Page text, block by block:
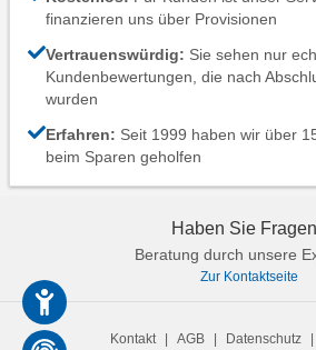
finanzieren uns über Provisionen
Vertrauenswürdig: Sie sehen nur
Kundenbewertungen, die nach
wurden
Erfahren: Seit 1999 haben wir über
beim Sparen geholfen
Haben Sie
Beratung durch unsere
Zur Kontaktseite
Kontakt AGB Datenschutz